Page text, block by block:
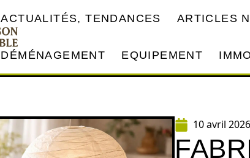
ACTUALITÉS, TENDANCES ARTICLES
DÉMÉNAGEMENT EQUIPEMENT IMMO
10 avril 2026